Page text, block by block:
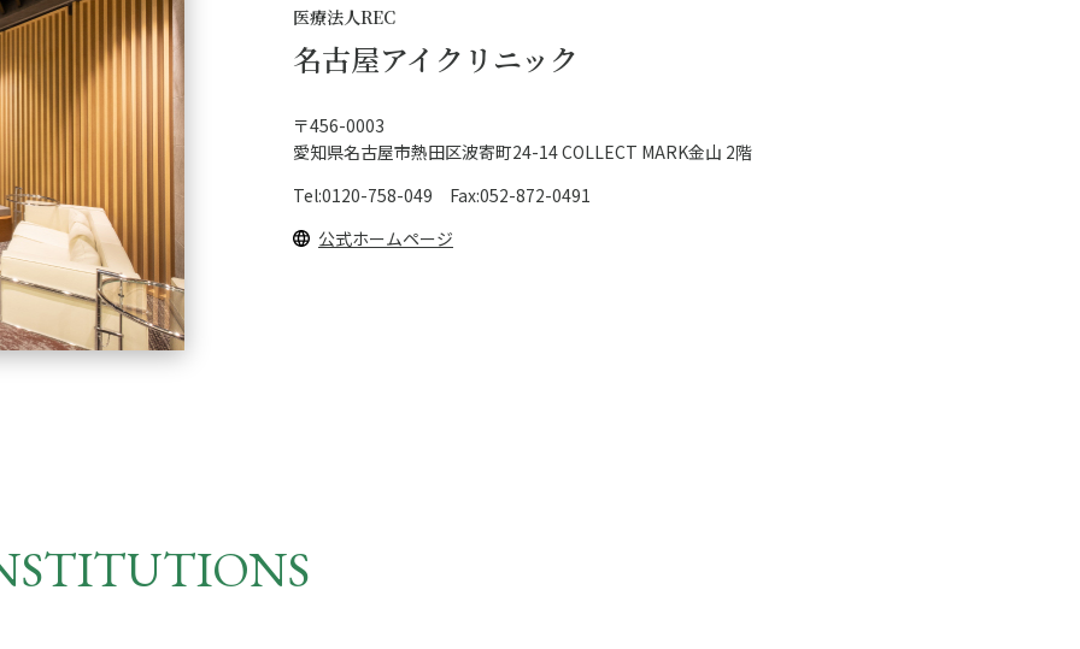
医療法人REC
名古屋アイクリニック
〒456-0003
愛知県名古屋市熱田区波寄町24-14 COLLECT MARK金山 2階
Tel:0120-758-049 Fax:052-872-0491
公式ホームページ